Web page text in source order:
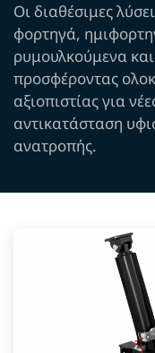
Οι διαθέσιμες
φορτηγά,
ρυμουλκούμενα και
προσφέροντας
αξιοπιστίας για
αντικατάσταση
ανατροπής.